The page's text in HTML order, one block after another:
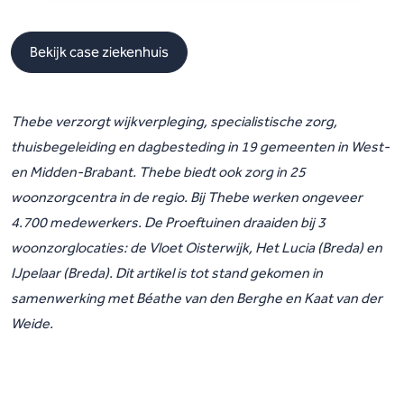
Bekijk case ziekenhuis
Thebe verzorgt wijkverpleging, specialistische zorg,
thuisbegeleiding en dagbesteding in 19 gemeenten in West-
en Midden-Brabant. Thebe biedt ook zorg in 25
woonzorgcentra in de regio. Bij Thebe werken ongeveer
4.700 medewerkers. De Proeftuinen draaiden bij 3
woonzorglocaties: de Vloet Oisterwijk, Het Lucia (Breda) en
IJpelaar (Breda). Dit artikel is tot stand gekomen in
samenwerking met Béathe van den Berghe en Kaat van der
Weide.